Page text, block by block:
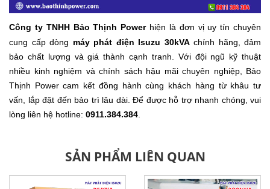
Công ty TNHH Bảo Thịnh Powerhiện là đơn vị uy tín chuyên
cung cấp dòng máy phát điện Isuzu 30kVAchính hãng, đảm
bảo chất lượng và giá thành cạnh tranh. Với đội ngũ kỹ thuật
nhiều kinh nghiệm và chính sách hậu mãi chuyên nghiệp, Bảo
Thịnh Power cam kết đồng hành cùng khách hàng từ khâu tư
vấn, lắp đặt đến bảo trì lâu dài. Để được hỗ trợ nhanh chóng, vui
lòng liên hệ hotline: 0911.384.384
SẢN PHẨM LIÊN QUAN